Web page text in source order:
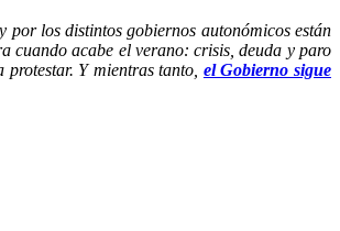
por los distintos gobiernos autonómicos están
cuando acabe el verano: crisis, deuda y paro
Y mientras tanto, el Gobierno sigue